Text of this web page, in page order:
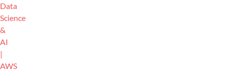
Data
Science
&
AI
AWS